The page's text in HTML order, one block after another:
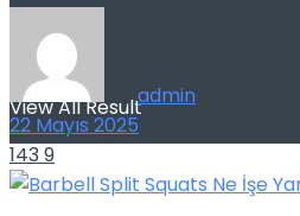
No Result
View All Result
byadmin
22 Mayıs 2025
143 9